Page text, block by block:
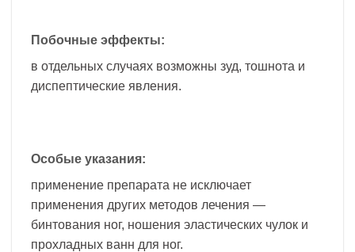
Побочные эффекты:
в отдельных случаях возможны зуд, тошнота и
диспептические явления.
Особые указания:
применение препарата не исключает
применения других методов лечения —
бинтования ног, ношения эластических чулок и
прохладных ванн для ног.